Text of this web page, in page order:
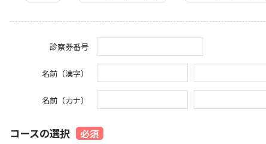
診察券番号
名前（漢字）
名前（カナ）
コースの選択 必須